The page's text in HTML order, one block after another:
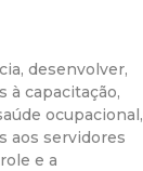
desenvolver,
à capacitação,
ocupacional,
aos servidores
e a